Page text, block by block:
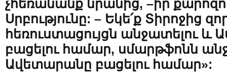
չհեռանանք նրանից, –իր
Սրբությունը: – Եկե՛ք Տիրոջից
հեռուստացույցն անջատելու և
բացելու համար, սմարթֆոնն
Ավետարանը բացելու համար»: